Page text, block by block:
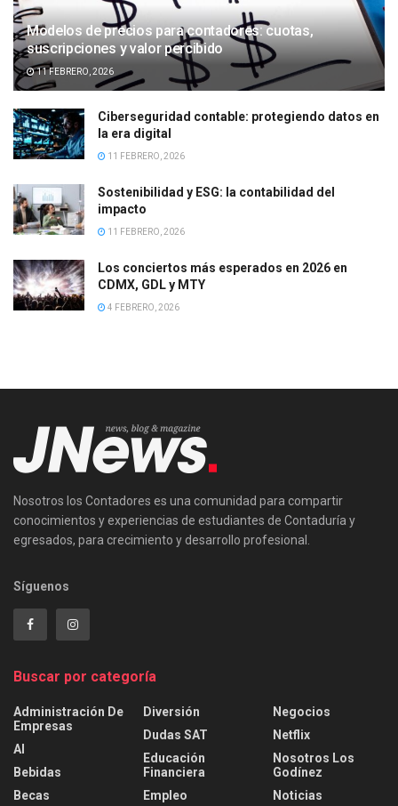
Modelos de precios para contadores: cuotas,
suscripciones y valor percibido
11 FEBRERO, 2026
Ciberseguridad contable: protegiendo datos en
la era digital
11 FEBRERO, 2026
Sostenibilidad y ESG: la contabilidad del
impacto
11 FEBRERO, 2026
Los conciertos más esperados en 2026 en
CDMX, GDL y MTY
4 FEBRERO, 2026
Nosotros los Contadores es una comunidad para compartir
conocimientos y experiencias de estudiantes de Contaduría y
egresados, para crecimiento y desarrollo profesional.
Síguenos
Buscar por categoría
Administración De
Empresas
AI
Bebidas
Becas
Diversión
Dudas SAT
Educación
Financiera
Empleo
Negocios
Netflix
Nosotros Los
Godínez
Noticias